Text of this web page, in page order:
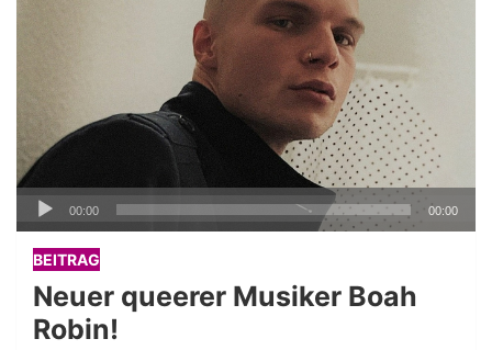
Audio-
Player
00:00 00:00
BEITRAG
Neuer queerer Musiker Boah
Robin!